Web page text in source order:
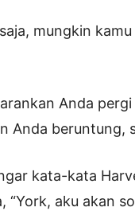
mungkin
Anda
Anda beruntung,
kata-kata
“York, aku akan